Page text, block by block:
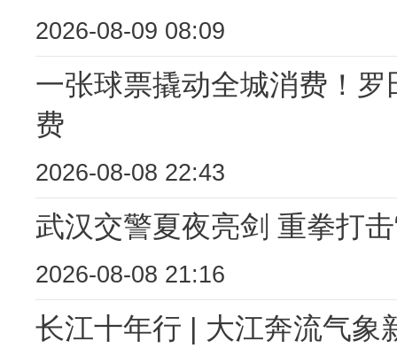
2026-08-09 08:09
一张球票撬动全城消费！罗
费
2026-08-08 22:43
武汉交警夏夜亮剑 重拳打
2026-08-08 21:16
长江十年行 | 大江奔流气象